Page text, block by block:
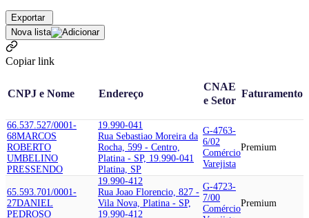
Exportar
Nova lista
Copiar link
CNPJ e Nome Endereço
CNAE
e Setor
Faturamento
66.537.527/0001-
68MARCOS
ROBERTO
UMBELINO
PRESSENDO
19.990-041
Rua Sebastiao Moreira da
Rocha, 599 - Centro,
Platina - SP, 19.990-041
Platina, SP
G-4763-
6/02
Comércio
Varejista
Premium
65.593.701/0001-
27DANIEL
PEDROSO
19.990-412
Rua Joao Florencio, 827 -
Vila Nova, Platina - SP,
19.990-412
G-4723-
7/00
Comércio
Premium